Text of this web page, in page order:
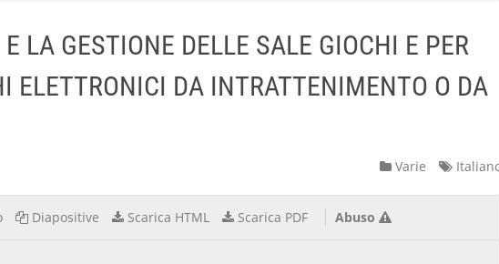
LA GESTIONE DELLE SALE GIOCHI E PER
ELETTRONICI DA INTRATTENIMENTO O DA
Varie
Diapositive Scarica HTML Scarica PDF Abuso